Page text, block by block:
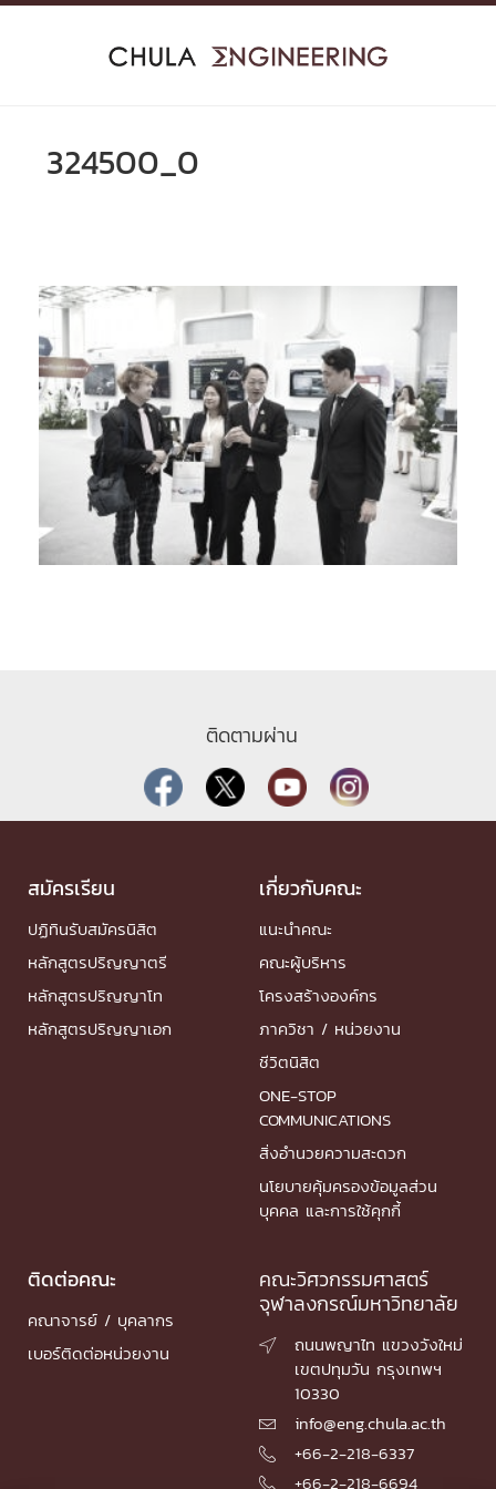
Skip
324500_0
ติดตามผ่าน
สมัครเรียน
ปฏิทินรับสมัครนิสิต
หลักสูตรปริญญาตรี
หลักสูตรปริญญาโท
หลักสูตรปริญญาเอก
เกี่ยวกับคณะ
แนะนำคณะ
คณะผู้บริหาร
โครงสร้างองค์กร
ภาควิชา / หน่วยงาน
ชีวิตนิสิต
ONE-STOP
COMMUNICATIONS
สิ่งอำนวยความสะดวก
นโยบายคุ้มครองข้อมูลส่วน
บุคคล และการใช้คุกกี้
ติดต่อคณะ
คณาจารย์ / บุคลากร
เบอร์ติดต่อหน่วยงาน
คณะวิศวกรรมศาสตร์
จุฬาลงกรณ์มหาวิทยาลัย

ถนนพญาไท แขวงวังใหม่
เขตปทุมวัน กรุงเทพฯ
10330
 info@eng.chula.ac.th
 +66-2-218-6337
 +66-2-218-6694